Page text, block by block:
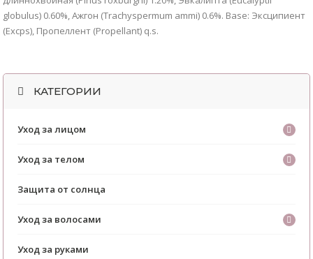
globulus) 0.60%, Ажгон (Trachyspermum ammi) 0.6%. Base: Эксципиент
(Excps), Пропеллент (Propellant) q.s.
КАТЕГОРИИ
Уход за лицом
Уход за телом
Защита от солнца
Уход за волосами
Уход за руками